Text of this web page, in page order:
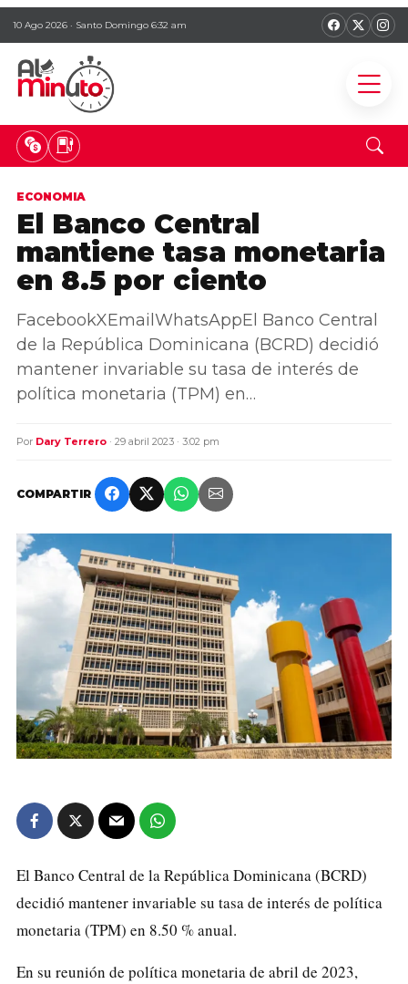
10 Ago 2026 · Santo Domingo 6:32 am
ECONOMIA
El Banco Central
mantiene tasa monetaria
en 8.5 por ciento
FacebookXEmailWhatsAppEl Banco Central
de la República Dominicana (BCRD) decidió
mantener invariable su tasa de interés de
política monetaria (TPM) en…
Por Dary Terrero · 29 abril 2023 · 3:02 pm
COMPARTIR
El Banco Central de la República Dominicana (BCRD)
decidió mantener invariable su tasa de interés de política
monetaria (TPM) en 8.50 % anual.
En su reunión de política monetaria de abril de 2023,